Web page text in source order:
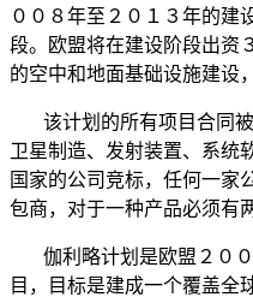
００８年至２０１３年的建
段。欧盟将在建设阶段出资
的空中和地面基础设施建设
该计划的所有项目合同被
卫星制造、发射装置、系统
国家的公司竞标，任何一家
包商，对于一种产品必须有
伽利略计划是欧盟２００
目，目标是建成一个覆盖全